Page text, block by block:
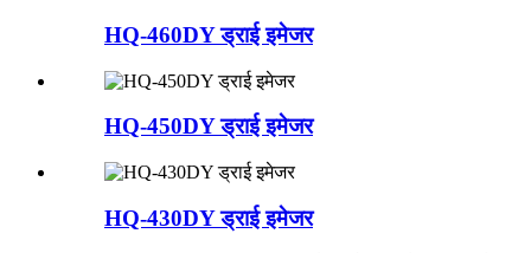
HQ-460DY ड्राई इमेजर
HQ-450DY ड्राई इमेजर
HQ-430DY ड्राई इमेजर